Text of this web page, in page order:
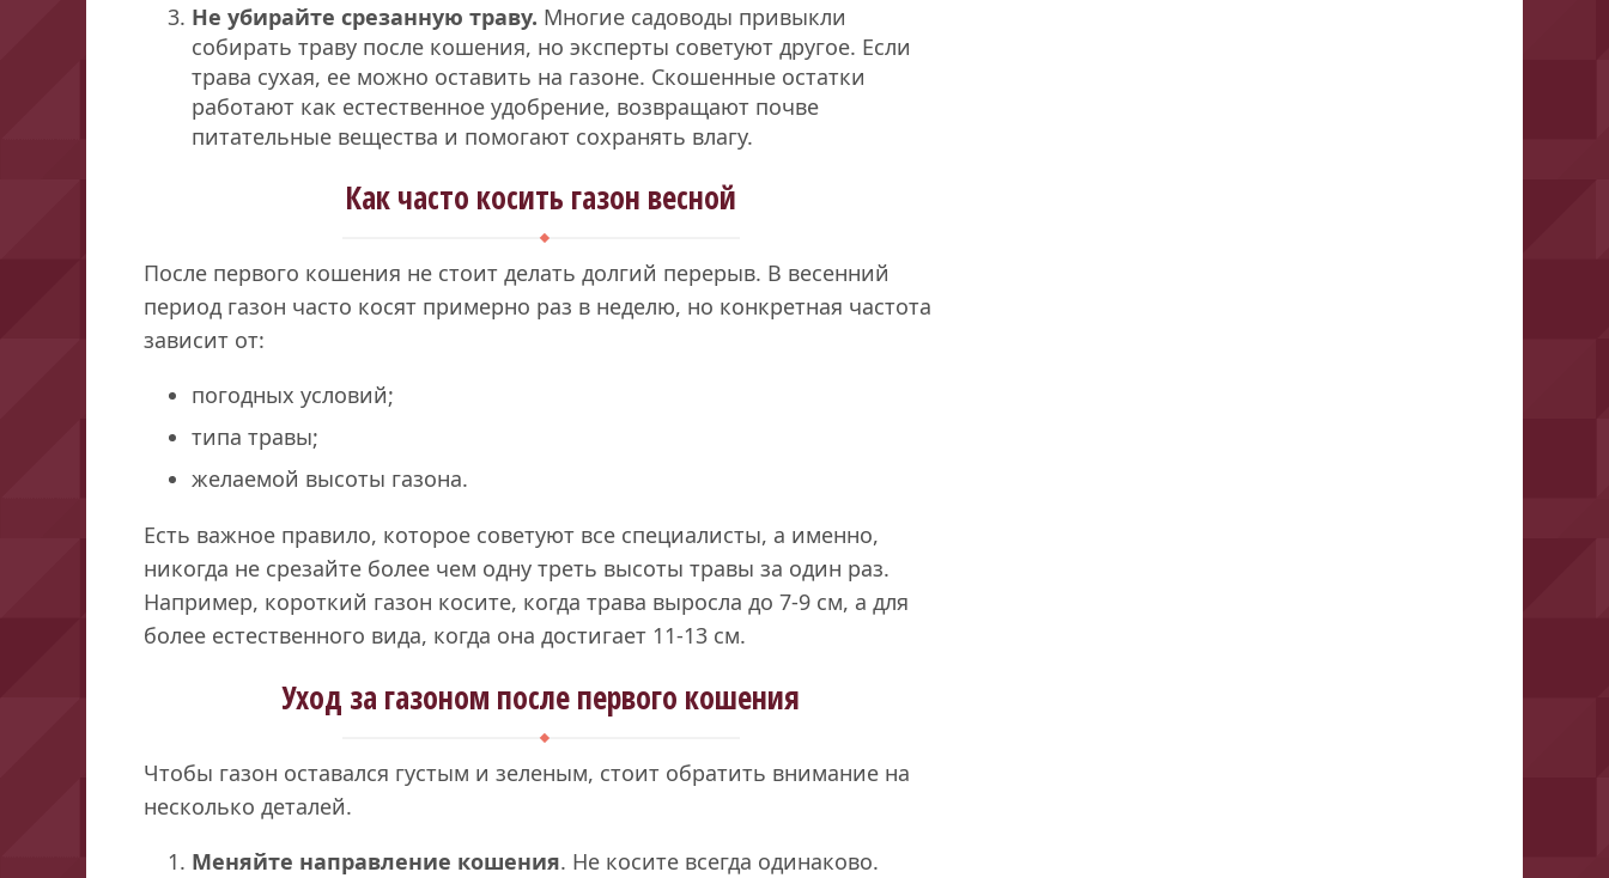
Не убирайте срезанную траву. Многие садоводы привыкли
собирать траву после кошения, но эксперты советуют другое. Если
трава сухая, ее можно оставить на газоне. Скошенные остатки
работают как естественное удобрение, возвращают почве
питательные вещества и помогают сохранять влагу.
Как часто косить газон весной
После первого кошения не стоит делать долгий перерыв. В весенний
период газон часто косят примерно раз в неделю, но конкретная частота
зависит от:
погодных условий;
типа травы;
желаемой высоты газона.
Есть важное правило, которое советуют все специалисты, а именно,
никогда не срезайте более чем одну треть высоты травы за один раз.
Например, короткий газон косите, когда трава выросла до 7-9 см, а для
более естественного вида, когда она достигает 11-13 см.
Уход за газоном после первого кошения
Чтобы газон оставался густым и зеленым, стоит обратить внимание на
несколько деталей.
Меняйте направление кошения. Не косите всегда одинаково.